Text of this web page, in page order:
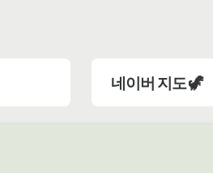
네이버 지도 🦖